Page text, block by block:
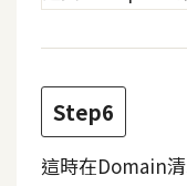
設
定
外
實
Step6
這時在Domain